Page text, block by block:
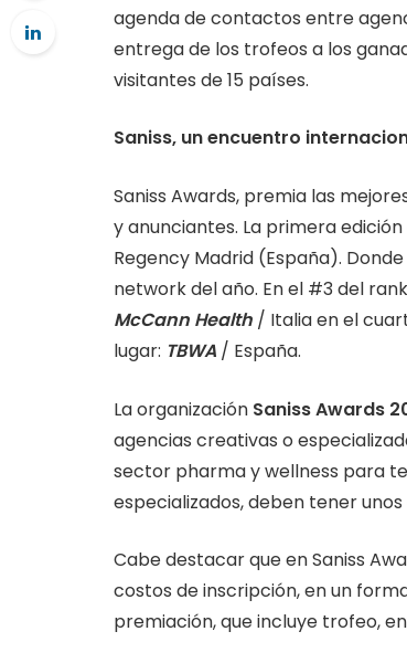
agenda de contactos entre
entrega de los trofeos a los
visitantes de 15 países.
Saniss, un encuentro
Saniss Awards, premia las
y anunciantes. La primera
Regency Madrid (España).
network del año. En el #3 del
McCann Health / Italia en el
lugar: TBWA / España.
La organización Saniss Awards
agencias creativas o
sector pharma y wellness para
especializados, deben tener
Cabe destacar que en Saniss
costos de inscripción, en un
premiación, que incluye trofeo,